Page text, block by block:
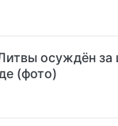
осуждён
(фото)